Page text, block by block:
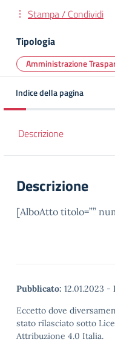
Stampa / Condividi
Tipologia
Amministrazione
Indice della pagina
Descrizione
Descrizione
[AlboAtto titolo=””
Pubblicato: 12.01.2023 -
Eccetto dove
stato rilasciato sotto
Attribuzione 4.0 Italia.